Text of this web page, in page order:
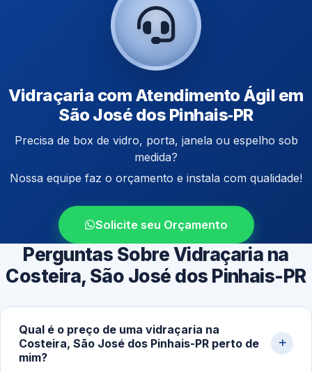
Vidraçaria com Atendimento Ágil em
São José dos Pinhais‑PR
Precisa de box de vidro, porta, janela ou espelho sob
medida?
Nossa equipe faz o orçamento e instala com qualidade!
Solicite seu Orçamento
Perguntas Sobre Vidraçaria na
Costeira, São José dos Pinhais-PR
Qual é o preço de uma vidraçaria na
Costeira, São José dos Pinhais-PR perto de
mim?